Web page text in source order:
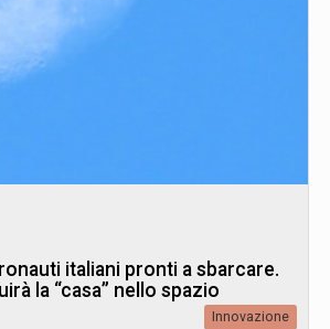
italiani pronti a sbarcare.
la “casa” nello spazio
Innovazione